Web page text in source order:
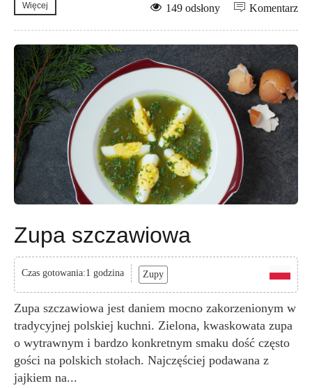
Więcej Komentarz
149 odsłony
Zupa szczawiowa
Czas gotowania:1 godzina Zupy
Zupa szczawiowa jest daniem mocno zakorzenionym w
tradycyjnej polskiej kuchni. Zielona, kwaskowata zupa
o wytrawnym i bardzo konkretnym smaku dość często
gości na polskich stołach. Najczęściej podawana z
jajkiem na...